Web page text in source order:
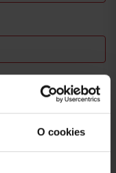
O cookies
a spoločnosťou